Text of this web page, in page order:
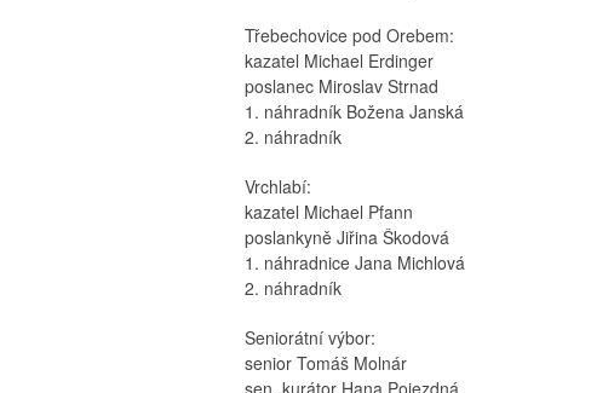
Třebechovice pod Orebem:
kazatel Michael Erdinger
poslanec Miroslav Strnad
1. náhradník Božena Janská
2. náhradník
Vrchlabí:
kazatel Michael Pfann
poslankyně Jiřina Škodová
1. náhradnice Jana Michlová
2. náhradník
Seniorátní výbor:
senior Tomáš Molnár